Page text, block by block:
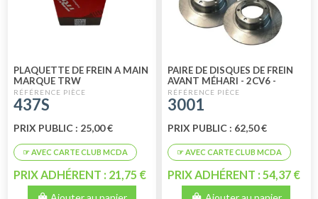
PLAQUETTE DE FREIN A MAIN
MARQUE TRW
437S
PRIX PUBLIC : 25,00 €
PRIX ADHÉRENT : 21,75 €
PAIRE DE DISQUES DE FREIN
AVANT MÉHARI - 2CV6 -
DYANE - ACADIANE - AMI 8
HIGH QU
3001
PRIX PUBLIC : 62,50 €
PRIX ADHÉRENT : 54,37 €